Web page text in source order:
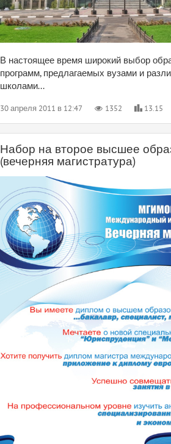
В настоящее время широкий выбор
программ, предлагаемых вузами и
школами...
30 апреля 2011 в 12:47 1352 13.15
Набор на второе высшее
(вечерняя магистратура)